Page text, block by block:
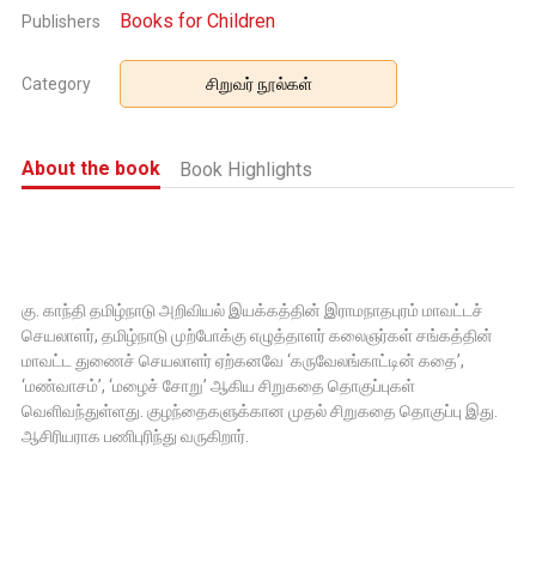
Publishers Books for Children
Category சிறுவர் நூல்கள்
About the book Book Highlights
கு. காந்தி தமிழ்நாடு அறிவியல் இயக்கத்தின் இராமநாதபுரம் மாவட்டச்
செயலாளர், தமிழ்நாடு முற்போக்கு எழுத்தாளர் கலைஞர்கள் சங்கத்தின்
மாவட்ட துணைச் செயலாளர் ஏற்கனவே ‘கருவேலங்காட்டின் கதை’,
‘மண்வாசம்’, ‘மழைச் சோறு’ ஆகிய சிறுகதை தொகுப்புகள்
வெளிவந்துள்ளது. குழந்தைகளுக்கான முதல் சிறுகதை தொகுப்பு இது.
ஆசிரியராக பணிபுரிந்து வருகிறார்.